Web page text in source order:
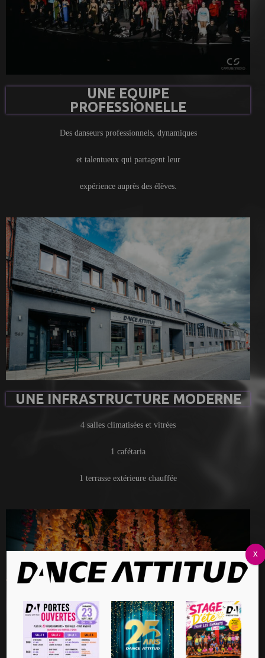
UNE EQUIPE
PROFESSIONELLE
Des danseurs professionnels, dynamiques
et talentueux qui partagent leur
expérience auprès des élèves.
UNE INFRASTRUCTURE MODERNE
4 salles climatisées et vitrées
1 cafétaria
1 terrasse extérieure chauffée
X